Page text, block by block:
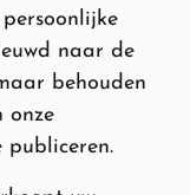
naar de
behouden
onze
publiceren.